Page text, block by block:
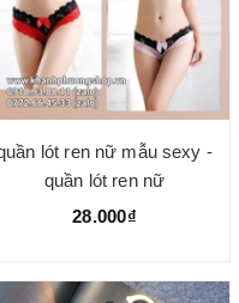
lót ren nữ mẫu sexy -
quần lót ren nữ
28.000₫